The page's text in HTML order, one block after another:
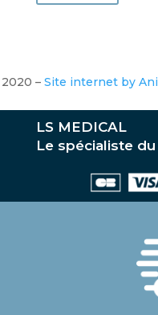
2020 – Site internet by
LS MEDICAL
Le spécialiste